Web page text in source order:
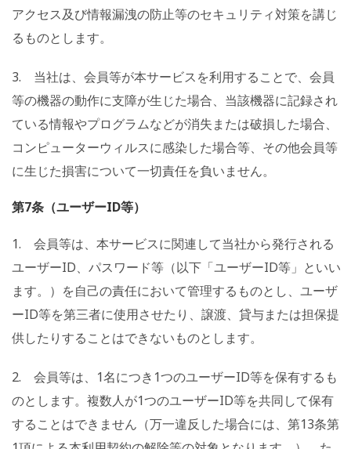
アクセス及び情報漏洩の防止等のセキュリティ対策を講じ
るものとします。
3. 当社は、会員等が本サービスを利用することで、会員
等の機器の動作に支障が生じた場合、当該機器に記録され
ている情報やプログラムなどが消失または破損した場合、
コンピューターウィルスに感染した場合等、その他会員等
に生じた損害について一切責任を負いません。
第7条（ユーザーID等）
1. 会員等は、本サービスに関連して当社から発行される
ユーザーID、パスワード等（以下「ユーザーID等」といい
ます。）を自己の責任において管理するものとし、ユーザ
ーID等を第三者に使用させたり、譲渡、貸与または担保提
供したりすることはできないものとします。
2. 会員等は、1名につき1つのユーザーID等を保有するも
のとします。複数人が1つのユーザーID等を共同して保有
することはできません（万一違反した場合には、第13条第